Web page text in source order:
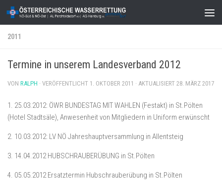
Zum Inhalt springen
2011
Termine in unserem Landesverband 2012
VON RALPH · VERÖFFENTLICHT 1. OKTOBER 2011 · AKTUALISIERT 28. MÄRZ 2017
1. 25.03.2012: ÖWR BUNDESTAG MIT WAHLEN (Festakt) in St.Pölten
(Hotel Stadtsäle), Anwesenheit von Mitgliedern in Uniform erwünscht
2. 10.03.2012: LV NÖ Jahreshauptversammlung in Allentsteig
3. 14.04.2012 HUBSCHRAUBERÜBUNG in St.Pölten
4. 05.05.2012 Ersatztermin Hubschrauberübung in St.Pölten